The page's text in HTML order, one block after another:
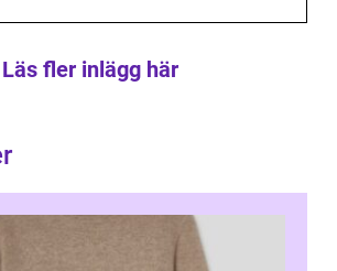
Läs fler inlägg här